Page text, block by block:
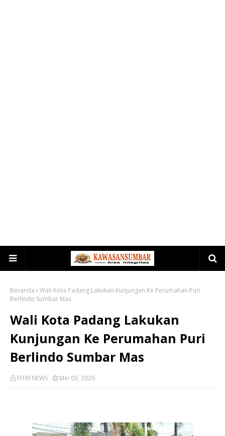
Beranda
Wali Kota Padang Lakukan Kunjungan Ke Perumahan Puri
Berlindo Sumbar Mas
Wali Kota Padang Lakukan
Kunjungan Ke Perumahan Puri
Berlindo Sumbar Mas
FITRI NEWS Mei 03, 2026